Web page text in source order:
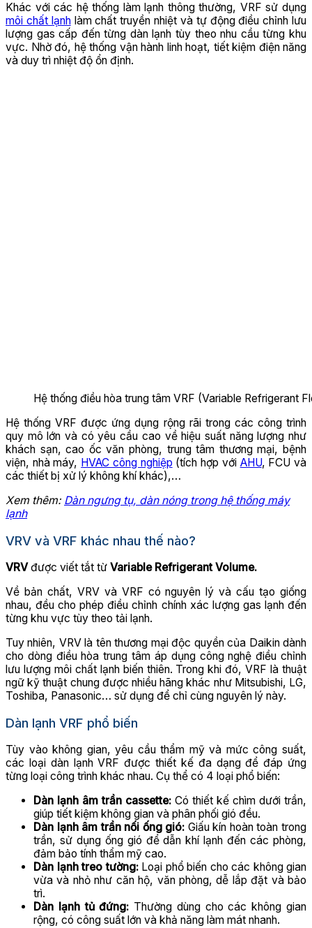
Khác với các hệ thống làm lạnh thông thường, VRF sử dụng
môi chất lạnhlàm chất truyền nhiệt và tự động điều chỉnh lưu
lượng gas cấp đến từng dàn lạnh tùy theo nhu cầu từng khu
vực. Nhờ đó, hệ thống vận hành linh hoạt, tiết kiệm điện năng
và duy trì nhiệt độ ổn định.
Hệ thống điều hòa trung tâm VRF (Variable Refrigerant
Hệ thống VRF được ứng dụng rộng rãi trong các công trình
quy mô lớn và có yêu cầu cao về hiệu suất năng lượng như
khách sạn, cao ốc văn phòng, trung tâm thương mại, bệnh
viện, nhà máy, HVAC công nghiệp (tích hợp với AHU, FCU và
các thiết bị xử lý không khí khác),…
Xem thêm: Dàn ngưng tụ, dàn nóng trong hệ thống máy
lạnh
VRV và VRF khác nhau thế nào?
VRVđược viết tắt từ Variable Refrigerant Volume.
Về bản chất, VRV và VRF có nguyên lý và cấu tạo giống
nhau, đều cho phép điều chỉnh chính xác lượng gas lạnh đến
từng khu vực tùy theo tải lạnh.
Tuy nhiên, VRV là tên thương mại độc quyền của Daikin dành
cho dòng điều hòa trung tâm áp dụng công nghệ điều chỉnh
lưu lượng môi chất lạnh biến thiên. Trong khi đó, VRF là thuật
ngữ kỹ thuật chung được nhiều hãng khác như Mitsubishi, LG,
Toshiba, Panasonic… sử dụng để chỉ cùng nguyên lý này.
Dàn lạnh VRF phổ biến
Tùy vào không gian, yêu cầu thẩm mỹ và mức công suất,
các loại dàn lạnh VRF được thiết kế đa dạng để đáp ứng
từng loại công trình khác nhau. Cụ thể có 4 loại phổ biến:
Dàn lạnh âm trần cassette: Có thiết kế chìm dưới trần,
giúp tiết kiệm không gian và phân phối gió đều.
Dàn lạnh âm trần nối ống gió: Giấu kín hoàn toàn trong
trần, sử dụng ống gió để dẫn khí lạnh đến các phòng,
đảm bảo tính thẩm mỹ cao.
Dàn lạnh treo tường:Loại phổ biến cho các không gian
vừa và nhỏ như căn hộ, văn phòng, dễ lắp đặt và bảo
trì.
Dàn lạnh tủ đứng: Thường dùng cho các không gian
rộng, có công suất lớn và khả năng làm mát nhanh.